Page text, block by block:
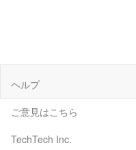
ヘルプ
ご意見はこちら
TechTech Inc.